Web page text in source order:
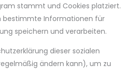
stammt und Cookies platziert.
bestimmte Informationen für
speichern und verarbeiten.
dieser sozialen
ändern kann), um zu